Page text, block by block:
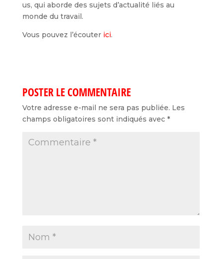
us, qui aborde des sujets d’actualité liés au
monde du travail.
Vous pouvez l’écouter ici.
POSTER LE COMMENTAIRE
Votre adresse e-mail ne sera pas publiée. Les
champs obligatoires sont indiqués avec *